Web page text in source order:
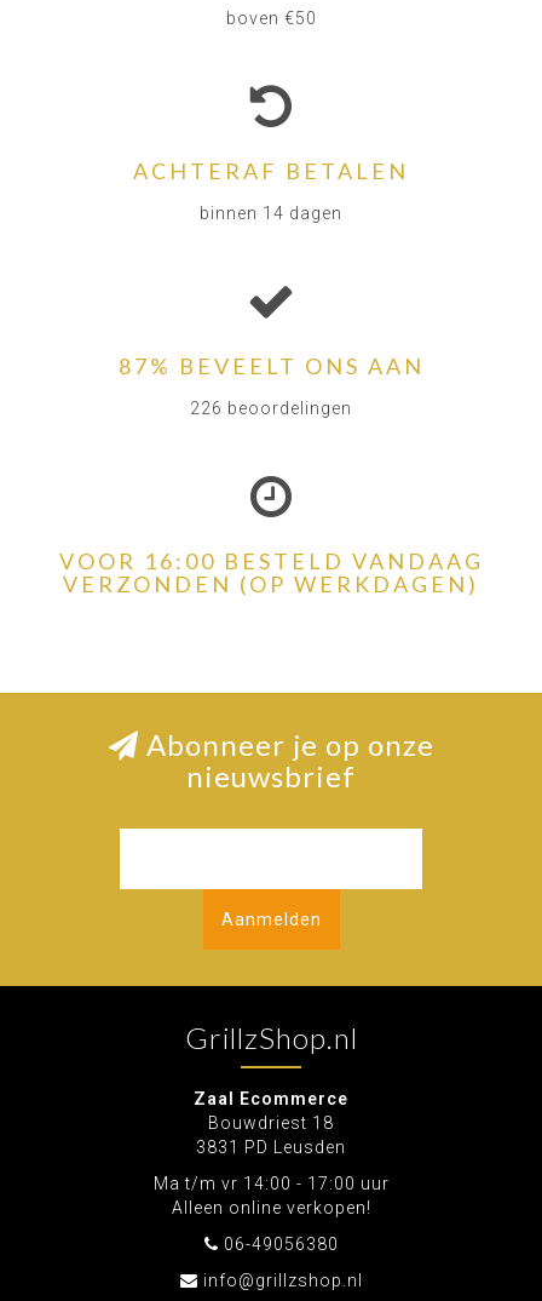
boven €50
ACHTERAF BETALEN
binnen 14 dagen
87% BEVEELT ONS AAN
226 beoordelingen
VOOR 16:00 BESTELD VANDAAG
VERZONDEN (OP WERKDAGEN)
Abonneer je op onze
nieuwsbrief
Aanmelden
GrillzShop.nl
Zaal Ecommerce
Bouwdriest 18
3831 PD Leusden
Ma t/m vr 14:00 - 17:00 uur
Alleen online verkopen!
06-49056380
info@grillzshop.nl